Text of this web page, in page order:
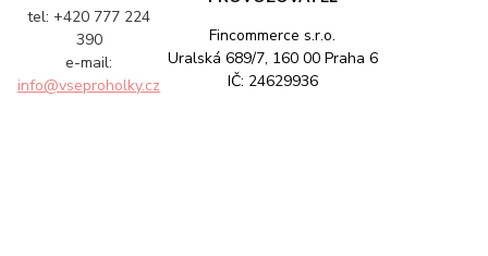
tel: +420 777 224
390
e-mail:
info@vseproholky.cz
Fincommerce s.r.o.
Uralská 689/7, 160 00 Praha 6
IČ: 24629936